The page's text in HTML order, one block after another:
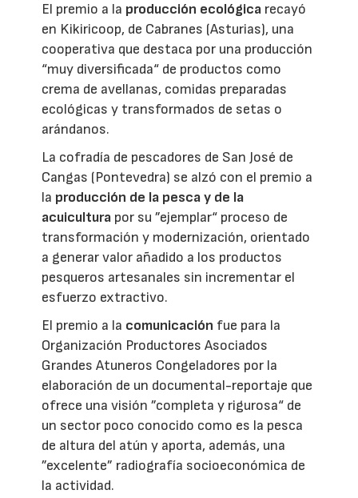
El premio a la producción ecológica recayó
en Kikiricoop, de Cabranes (Asturias), una
cooperativa que destaca por una producción
“muy diversificada“ de productos como
crema de avellanas, comidas preparadas
ecológicas y transformados de setas o
arándanos.
La cofradía de pescadores de San José de
Cangas (Pontevedra) se alzó con el premio a
la producción de la pesca y de la
acuicultura por su ”ejemplar“ proceso de
transformación y modernización, orientado
a generar valor añadido a los productos
pesqueros artesanales sin incrementar el
esfuerzo extractivo.
El premio a la comunicación fue para la
Organización Productores Asociados
Grandes Atuneros Congeladores por la
elaboración de un documental-reportaje que
ofrece una visión ”completa y rigurosa“ de
un sector poco conocido como es la pesca
de altura del atún y aporta, además, una
”excelente” radiografía socioeconómica de
la actividad.